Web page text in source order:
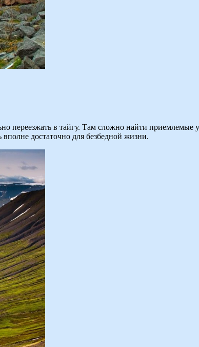
переезжать в тайгу. Там сложно найти
достаточно для безбедной жизни.